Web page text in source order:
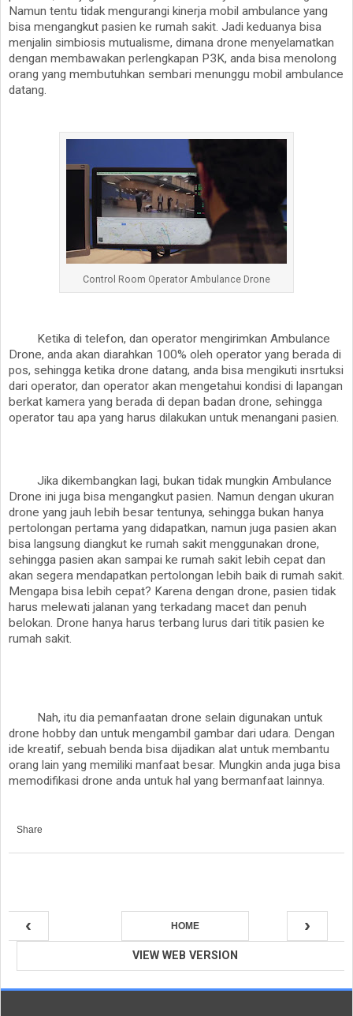
Namun tentu tidak mengurangi kinerja mobil ambulance yang
bisa mengangkut pasien ke rumah sakit. Jadi keduanya bisa
menjalin simbiosis mutualisme, dimana drone menyelamatkan
dengan membawakan perlengkapan P3K, anda bisa menolong
orang yang membutuhkan sembari menunggu mobil ambulance
datang.
Control Room Operator Ambulance Drone
Ketika di telefon, dan operator mengirimkan Ambulance
Drone, anda akan diarahkan 100% oleh operator yang berada di
pos, sehingga ketika drone datang, anda bisa mengikuti insrtuksi
dari operator, dan operator akan mengetahui kondisi di lapangan
berkat kamera yang berada di depan badan drone, sehingga
operator tau apa yang harus dilakukan untuk menangani pasien.
Jika dikembangkan lagi, bukan tidak mungkin Ambulance
Drone ini juga bisa mengangkut pasien. Namun dengan ukuran
drone yang jauh lebih besar tentunya, sehingga bukan hanya
pertolongan pertama yang didapatkan, namun juga pasien akan
bisa langsung diangkut ke rumah sakit menggunakan drone,
sehingga pasien akan sampai ke rumah sakit lebih cepat dan
akan segera mendapatkan pertolongan lebih baik di rumah sakit.
Mengapa bisa lebih cepat? Karena dengan drone, pasien tidak
harus melewati jalanan yang terkadang macet dan penuh
belokan. Drone hanya harus terbang lurus dari titik pasien ke
rumah sakit.
Nah, itu dia pemanfaatan drone selain digunakan untuk
drone hobby dan untuk mengambil gambar dari udara. Dengan
ide kreatif, sebuah benda bisa dijadikan alat untuk membantu
orang lain yang memiliki manfaat besar. Mungkin anda juga bisa
memodifikasi drone anda untuk hal yang bermanfaat lainnya.
Share
‹ ›
HOME
VIEW WEB VERSION